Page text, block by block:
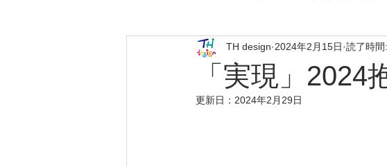
教育向けサービス セミナーレポート
「実現」2024
TH design 2024年2月15日 読了時
更新日： 2024年2月29日